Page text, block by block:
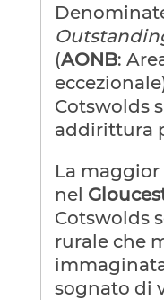
(AONB:
Cotswolds
addirittura
La
nel
Cotswolds
rurale che
sognato di